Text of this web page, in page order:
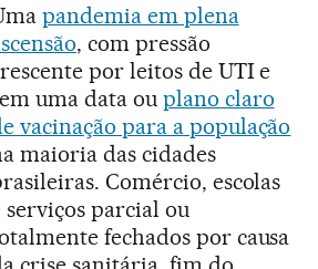
pandemia em plena
, com pressão
por leitos de UTI e
uma data ou plano claro
vacinação para a população
maioria das cidades
Comércio, escolas
serviços parcial ou
fechados por causa